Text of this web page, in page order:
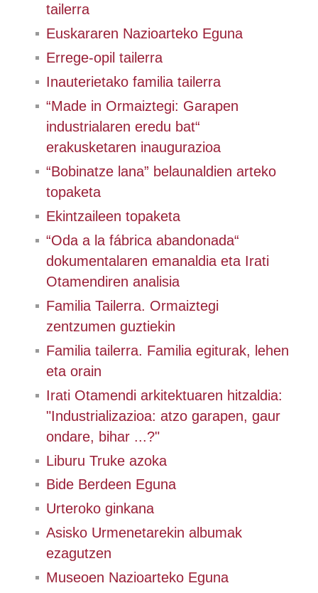
tailerra
Euskararen Nazioarteko Eguna
Errege-opil tailerra
Inauterietako familia tailerra
“Made in Ormaiztegi: Garapen
industrialaren eredu bat“
erakusketaren inaugurazioa
“Bobinatze lana” belaunaldien arteko
topaketa
Ekintzaileen topaketa
“Oda a la fábrica abandonada“
dokumentalaren emanaldia eta Irati
Otamendiren analisia
Familia Tailerra. Ormaiztegi
zentzumen guztiekin
Familia tailerra. Familia egiturak, lehen
eta orain
Irati Otamendi arkitektuaren hitzaldia:
"Industrializazioa: atzo garapen, gaur
ondare, bihar ...?"
Liburu Truke azoka
Bide Berdeen Eguna
Urteroko ginkana
Asisko Urmenetarekin albumak
ezagutzen
Museoen Nazioarteko Eguna